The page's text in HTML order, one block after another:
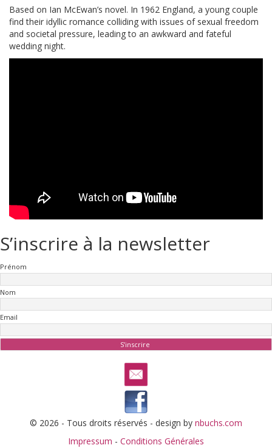
Based on Ian McEwan’s novel. In 1962 England, a young couple
find their idyllic romance colliding with issues of sexual freedom
and societal pressure, leading to an awkward and fateful
wedding night.
S’inscrire à la newsletter
Prénom
Nom
Email
© 2026 - Tous droits réservés - design by nbuchs.com
Impressum - Conditions Générales